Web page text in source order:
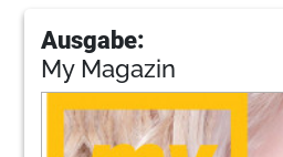
Ausgabe:
My Magazin